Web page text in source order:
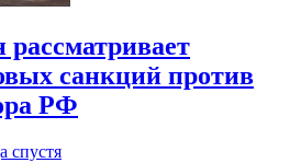
санкций против
РФ
спустя